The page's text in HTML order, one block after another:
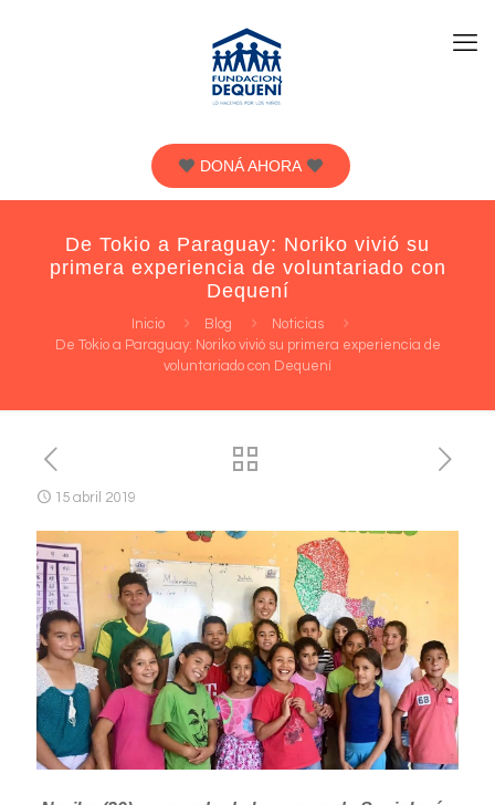
DONÁ AHORA
De Tokio a Paraguay: Noriko vivió su
primera experiencia de voluntariado con
Dequení
Inicio Blog
Noticias
De Tokio a Paraguay: Noriko vivió su primera experiencia de
voluntariado con Dequení
15 abril 2019